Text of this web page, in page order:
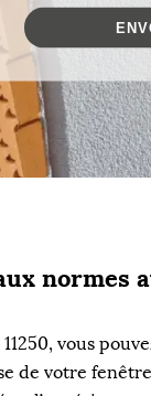
normes
vous
de votre